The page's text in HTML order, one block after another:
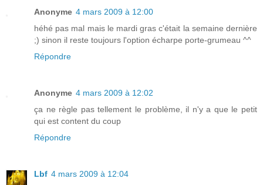
Anonyme 4 mars 2009 à 12:00
héhé pas mal mais le mardi gras c'était la semaine dernière
;) sinon il reste toujours l'option écharpe porte-grumeau ^^
Répondre
Anonyme 4 mars 2009 à 12:02
ça ne règle pas tellement le problème, il n'y a que le petit
qui est content du coup
Répondre
Lbf 4 mars 2009 à 12:04